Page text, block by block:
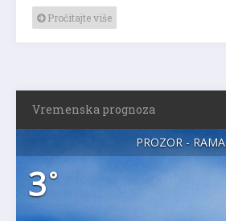
Pročitajte više
Vremenska prognoza
PROZOR - RAMA
3°